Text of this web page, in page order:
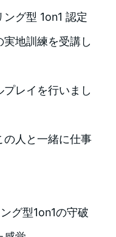
グ型 1on1 認定
地訓練を受講し
レイを行いまし
の人と一緒に仕事
グ型1on1の守破